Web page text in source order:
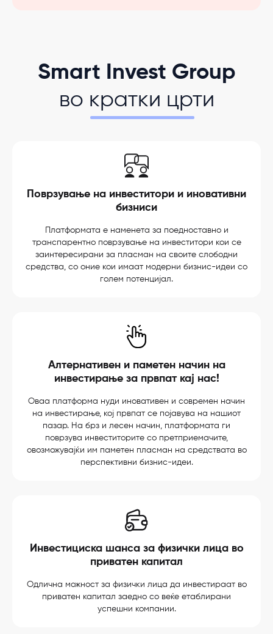
Smart Invest Group
во кратки црти
Поврзување на инвеститори и иновативни
бизниси
Платформата е наменета за поедноставно и
транспарентно поврзување на инвеститори кои се
заинтересирани за пласман на своите слободни
средства, со оние кои имаат модерни бизнис-идеи со
голем потенцијал.
Алтернативен и паметен начин на
инвестирање за првпат кај нас!
Оваа платформа нуди иновативен и современ начин
на инвестирање, кој првпат се појавува на нашиот
пазар. На брз и лесен начин, платформата ги
поврзува инвеститорите со претприемачите,
овозможувајќи им паметен пласман на средствата во
перспективни бизнис-идеи.
Инвестициска шанса за физички лица во
приватен капитал
Одлична можност за физички лица да инвестираат во
приватен капитал заедно со веќе етаблирани
успешни компании.